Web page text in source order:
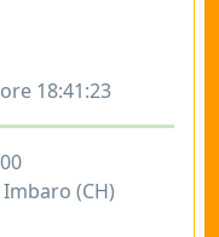
18:41:23
(CH)